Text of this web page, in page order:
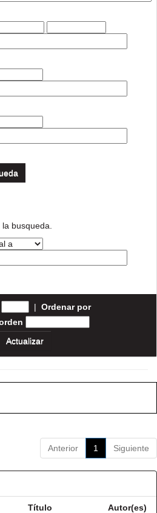
busqueda.
| Ordenar por
Anterior 1 Siguiente
Título Autor(es)